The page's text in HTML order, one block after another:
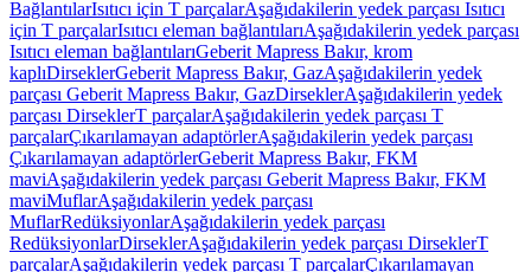
BağlantılarIsıtıcı için T parçalarAşağıdakilerin yedek parçası Isıtıcı
için T parçalarIsıtıcı eleman bağlantılarıAşağıdakilerin yedek parçası
Isıtıcı eleman bağlantılarıGeberit Mapress Bakır, krom
kaplıDirseklerGeberit Mapress Bakır, GazAşağıdakilerin yedek
parçası Geberit Mapress Bakır, GazDirseklerAşağıdakilerin yedek
parçası DirseklerT parçalarAşağıdakilerin yedek parçası T
parçalarÇıkarılamayan adaptörlerAşağıdakilerin yedek parçası
Çıkarılamayan adaptörlerGeberit Mapress Bakır, FKM
maviAşağıdakilerin yedek parçası Geberit Mapress Bakır, FKM
maviMuflarAşağıdakilerin yedek parçası
MuflarRedüksiyonlarAşağıdakilerin yedek parçası
RedüksiyonlarDirseklerAşağıdakilerin yedek parçası DirseklerT
parçalarAşağıdakilerin yedek parçası T parçalarÇıkarılamayan